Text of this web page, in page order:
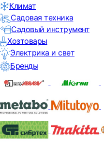
Климат
Садовая техника
Садовый инструмент
Хозтовары
Электрика и свет
Бренды